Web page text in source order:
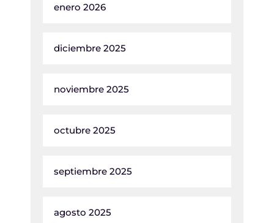
enero 2026
diciembre 2025
noviembre 2025
octubre 2025
septiembre 2025
agosto 2025